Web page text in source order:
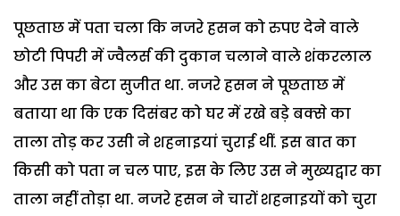
पूछताछ में पता चला कि नजरे हसन को रुपए देने वाले
छोटी पिपरी में ज्वैलर्स की दुकान चलाने वाले शंकरलाल
और उस का बेटा सुजीत था. नजरे हसन ने पूछताछ में
बताया था कि एक दिसंबर को घर में रखे बड़े बक्से का
ताला तोड़ कर उसी ने शहनाइयां चुराई थीं. इस बात का
किसी को पता न चल पाए, इस के लिए उस ने मुख्यद्वार का
ताला नहीं तोड़ा था. नजरे हसन ने चारों शहनाइयों को चुरा